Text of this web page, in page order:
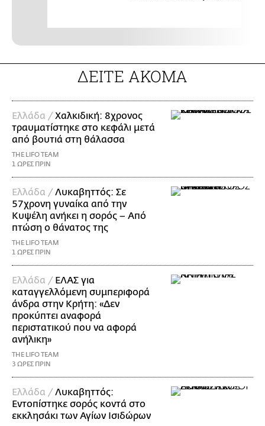
ΔΕΙΤΕ ΑΚΟΜΑ
Ελλάδα /Χαλκιδική: 8χρονος
τραυματίστηκε στο κεφάλι μετά
από βουτιά στη θάλασσα
THE LIFO TEAM
1 ΩΡΕΣ ΠΡΙΝ
Ελλάδα /Λυκαβηττός: Σε
57χρονη γυναίκα από την
Κυψέλη ανήκει η σορός – Από
πτώση ο θάνατος της
THE LIFO TEAM
1 ΩΡΕΣ ΠΡΙΝ
Ελλάδα / ΕΛΑΣ για
καταγγελλόμενη συμπεριφορά
άνδρα στην Κρήτη: «Δεν
προκύπτει αναφορά
περιστατικού που να αφορά
ανήλικη»
THE LIFO TEAM
3 ΩΡΕΣ ΠΡΙΝ
Ελλάδα /Λυκαβηττός:
Εντοπίστηκε σορός κοντά στο
εκκλησάκι των Αγίων Ισιδώρων